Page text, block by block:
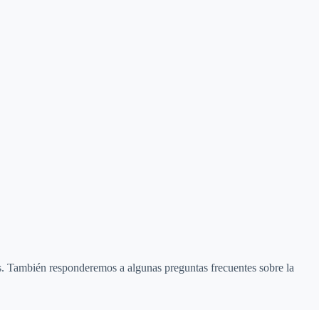
responderemos a algunas preguntas frecuentes sobre la